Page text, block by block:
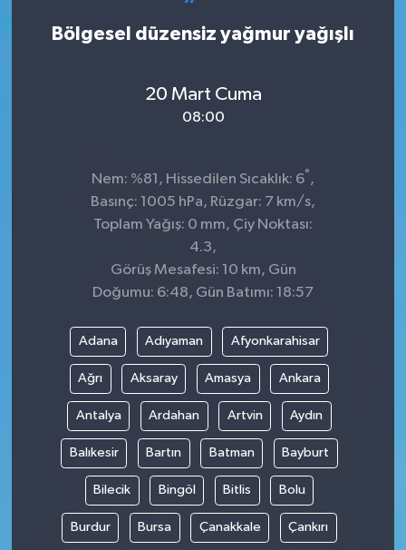
Bölgesel düzensiz yağmur yağışlı
20 Mart Cuma
08:00
Nem: %81, Hissedilen Sıcaklık: 6° ,
Basınç: 1005 hPa, Rüzgar: 7 km/s,
Toplam Yağış: 0 mm, Çiy Noktası:
4.3,
Görüş Mesafesi: 10 km, Gün
Doğumu: 6:48, Gün Batımı: 18:57
Adana Adıyaman Afyonkarahisar
Ağrı Aksaray Amasya Ankara
Antalya Ardahan Artvin Aydın
Balıkesir Bartın Batman Bayburt
Bilecik Bingöl Bitlis Bolu
Burdur Bursa Çanakkale Çankırı